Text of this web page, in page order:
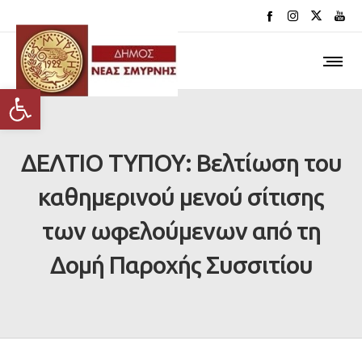
Ανοίξτε τη γραμμή εργαλείων
ΔΕΛΤΙΟ ΤΥΠΟΥ: Βελτίωση του
καθημερινού μενού σίτισης
των ωφελούμενων από τη
Δομή Παροχής Συσσιτίου